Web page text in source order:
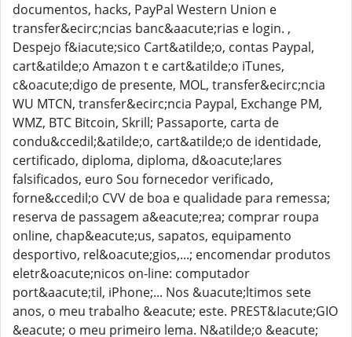
documentos, hacks, PayPal Western Union e
transfer&ecirc;ncias banc&aacute;rias e login. ,
Despejo f&iacute;sico Cart&atilde;o, contas Paypal,
cart&atilde;o Amazon t e cart&atilde;o iTunes,
c&oacute;digo de presente, MOL, transfer&ecirc;ncia
WU MTCN, transfer&ecirc;ncia Paypal, Exchange PM,
WMZ, BTC Bitcoin, Skrill; Passaporte, carta de
condu&ccedil;&atilde;o, cart&atilde;o de identidade,
certificado, diploma, diploma, d&oacute;lares
falsificados, euro Sou fornecedor verificado,
forne&ccedil;o CVV de boa e qualidade para remessa;
reserva de passagem a&eacute;rea; comprar roupa
online, chap&eacute;us, sapatos, equipamento
desportivo, rel&oacute;gios,...; encomendar produtos
eletr&oacute;nicos on-line: computador
port&aacute;til, iPhone;... Nos &uacute;ltimos sete
anos, o meu trabalho &eacute; este. PREST&Iacute;GIO
&eacute; o meu primeiro lema. N&atilde;o &eacute;